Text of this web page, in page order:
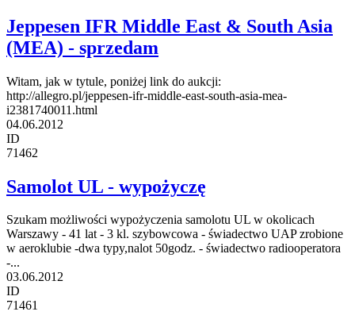
Jeppesen IFR Middle East & South Asia
(MEA) - sprzedam
Witam, jak w tytule, poniżej link do aukcji:
http://allegro.pl/jeppesen-ifr-middle-east-south-asia-mea-
i2381740011.html
04.06.2012
ID
71462
Samolot UL - wypożyczę
Szukam możliwości wypożyczenia samolotu UL w okolicach
Warszawy - 41 lat - 3 kl. szybowcowa - świadectwo UAP zrobione
w aeroklubie -dwa typy,nalot 50godz. - świadectwo radiooperatora
-...
03.06.2012
ID
71461